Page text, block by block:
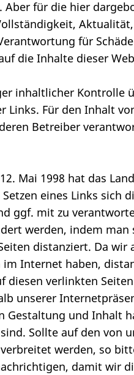
Aber für die hier
für
die Inhalte dieser
inhaltlicher Kontrolle
Links. Für den Inhalt
Betreiber
Mai 1998 hat das
eines Links sich
ggf. mit zu
werden, indem
distanziert. Da wir
im Internet haben,
diesen verlinkten
unserer
Gestaltung und Inhalt
Sollte auf den von
werden, so
damit wir